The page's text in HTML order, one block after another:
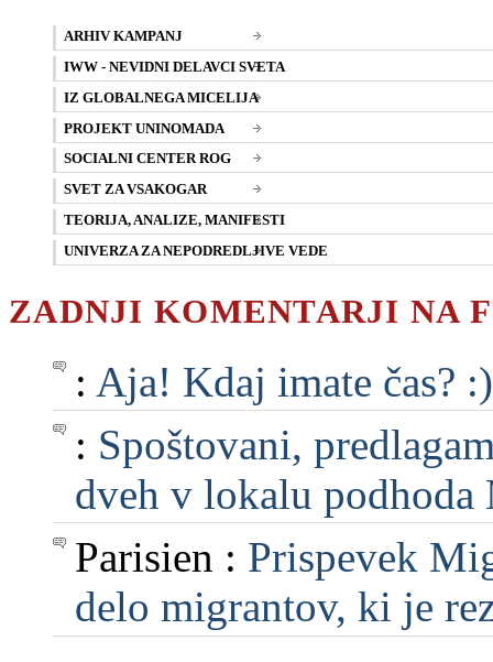
ARHIV KAMPANJ
IWW - NEVIDNI DELAVCI SVETA
IZ GLOBALNEGA MICELIJA
PROJEKT UNINOMADA
SOCIALNI CENTER ROG
SVET ZA VSAKOGAR
TEORIJA, ANALIZE, MANIFESTI
UNIVERZA ZA NEPODREDLJIVE VEDE
ZADNJI KOMENTARJI NA
: Aja! Kdaj imate čas?
: Spoštovani,
dveh v lokalu
Parisien : Prispevek
delo migrantov, ki je